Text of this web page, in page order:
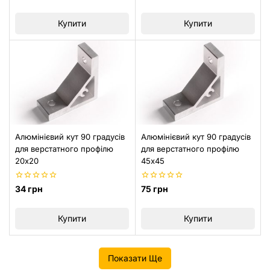
Купити Купити
Алюмінієвий кут 90 градусів
для верстатного профілю
20х20
0
34грн
Купити
Алюмінієвий кут 90 градусів
для верстатного профілю
45х45
0
75грн
Купити
Показати Ще